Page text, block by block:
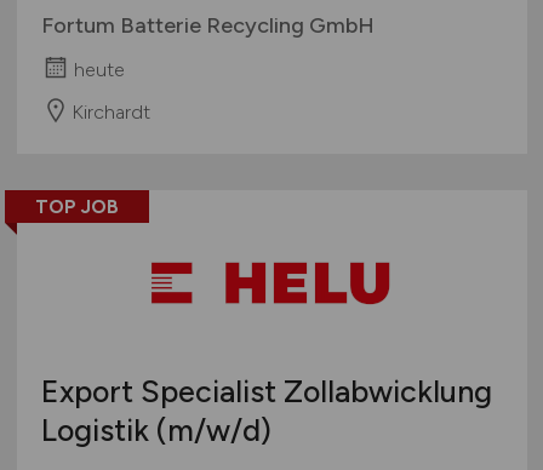
Fortum Batterie Recycling GmbH
heute
Kirchardt
TOP JOB
Export Specialist Zollabwicklung
Logistik (m/w/d)